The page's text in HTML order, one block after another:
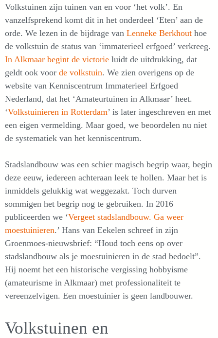
Volkstuinen zijn tuinen van en voor ‘het volk’. En
vanzelfsprekend komt dit in het onderdeel ‘Eten’ aan de
orde. We lezen in de bijdrage van Lenneke Berkhout hoe
de volkstuin de status van ‘immaterieel erfgoed’ verkreeg.
In Alkmaar begint de victorie luidt de uitdrukking, dat
geldt ook voor de volkstuin. We zien overigens op de
website van Kenniscentrum Immaterieel Erfgoed
Nederland, dat het ‘Amateurtuinen in Alkmaar’ heet.
‘Volkstuinieren in Rotterdam’ is later ingeschreven en met
een eigen vermelding. Maar goed, we beoordelen nu niet
de systematiek van het kenniscentrum.
Stadslandbouw was een schier magisch begrip waar, begin
deze eeuw, iedereen achteraan leek te hollen. Maar het is
inmiddels gelukkig wat weggezakt. Toch durven
sommigen het begrip nog te gebruiken. In 2016
publiceerden we ‘Vergeet stadslandbouw. Ga weer
moestuinieren.’ Hans van Eekelen schreef in zijn
Groenmoes-nieuwsbrief: “Houd toch eens op over
stadslandbouw als je moestuinieren in de stad bedoelt”.
Hij noemt het een historische vergissing hobbyisme
(amateurisme in Alkmaar) met professionaliteit te
vereenzelvigen. Een moestuinier is geen landbouwer.
Volkstuinen en